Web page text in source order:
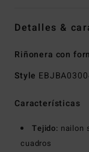
Detalles &
Riñonera con
Style
Características
Tejido: nailon
cuadros